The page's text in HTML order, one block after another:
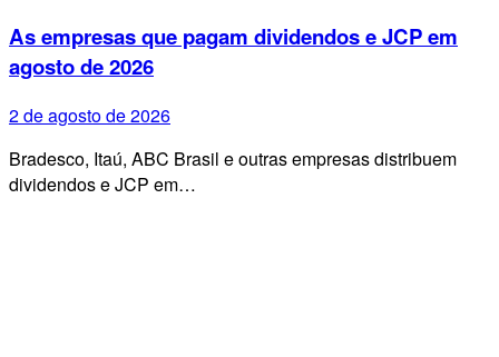
As empresas que pagam dividendos e JCP em
agosto de 2026
2 de agosto de 2026
Bradesco, Itaú, ABC Brasil e outras empresas distribuem
dividendos e JCP em…